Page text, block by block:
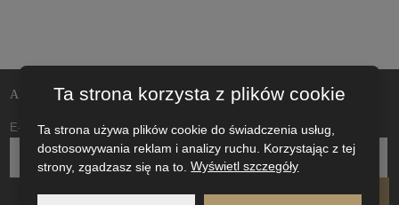
Aktualności i wydarzenia na Twój adres e-mail
E-mail
WYSŁAĆ
Ta strona korzysta z plików cookie
Ta strona używa plików cookie do świadczenia usług,
dostosowywania reklam i analizy ruchu. Korzystając z tej
strony, zgadzasz się na to.Wyświetl szczegóły